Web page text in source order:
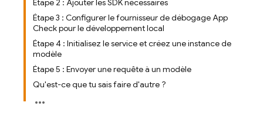
Étape 2 : Ajouter les SDK nécessaires
Étape 3 : Configurer le fournisseur de débogage App
Check pour le développement local
Étape 4 : Initialisez le service et créez une instance de
modèle
Étape 5 : Envoyer une requête à un modèle
Qu'est-ce que tu sais faire d'autre ?